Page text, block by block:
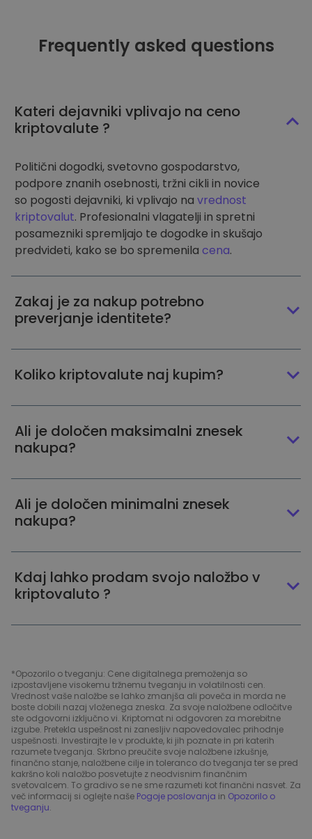
Frequently asked questions
Kateri dejavniki vplivajo na ceno
kriptovalute ?
Politični dogodki, svetovno gospodarstvo,
podpore znanih osebnosti, tržni cikli in novice
so pogosti dejavniki, ki vplivajo na vrednost
kriptovalut. Profesionalni vlagatelji in spretni
posamezniki spremljajo te dogodke in skušajo
predvideti, kako se bo spremenila cena.
Zakaj je za nakup potrebno
preverjanje identitete?
Koliko kriptovalute naj kupim?
Ali je določen maksimalni znesek
nakupa?
Ali je določen minimalni znesek
nakupa?
Kdaj lahko prodam svojo naložbo v
kriptovaluto ?
*Opozorilo o tveganju: Cene digitalnega premoženja so
izpostavljene visokemu tržnemu tveganju in volatilnosti cen.
Vrednost vaše naložbe se lahko zmanjša ali poveča in morda ne
boste dobili nazaj vloženega zneska. Za svoje naložbene odločitve
ste odgovorni izključno vi. Kriptomat ni odgovoren za morebitne
izgube. Pretekla uspešnost ni zanesljiv napovedovalec prihodnje
uspešnosti. Investirajte le v produkte, ki jih poznate in pri katerih
razumete tveganja. Skrbno preučite svoje naložbene izkušnje,
finančno stanje, naložbene cilje in toleranco do tveganja ter se pred
kakršno koli naložbo posvetujte z neodvisnim finančnim
svetovalcem. To gradivo se ne sme razumeti kot finančni nasvet. Za
več informacij si oglejte naše Pogoje poslovanja in Opozorilo o
tveganju.